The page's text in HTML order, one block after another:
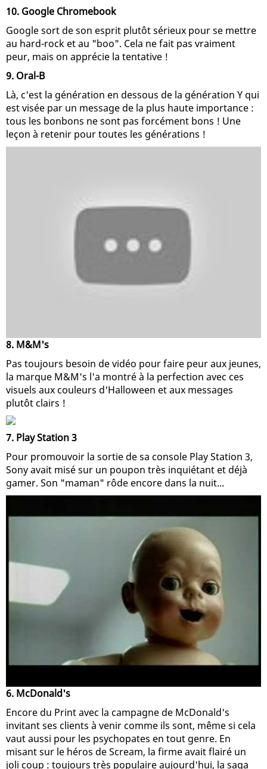
10. Google Chromebook
Google sort de son esprit plutôt sérieux pour se mettre
au hard-rock et au "boo". Cela ne fait pas vraiment
peur, mais on apprécie la tentative !
9. Oral-B
Là, c'est la génération en dessous de la génération Y qui
est visée par un message de la plus haute importance :
tous les bonbons ne sont pas forcément bons ! Une
leçon à retenir pour toutes les générations !
8. M&M's
Pas toujours besoin de vidéo pour faire peur aux jeunes,
la marque M&M's l'a montré à la perfection avec ces
visuels aux couleurs d'Halloween et aux messages
plutôt clairs !
7. Play Station 3
Pour promouvoir la sortie de sa console Play Station 3,
Sony avait misé sur un poupon très inquiétant et déjà
gamer. Son "maman" rôde encore dans la nuit...
6. McDonald's
Encore du Print avec la campagne de McDonald's
invitant ses clients à venir comme ils sont, même si cela
vaut aussi pour les psychopates en tout genre. En
misant sur le héros de Scream, la firme avait flairé un
joli coup : toujours très populaire aujourd'hui, la saga